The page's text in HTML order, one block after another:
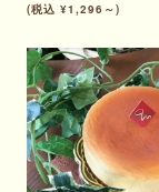
(税込 ¥1,296～)